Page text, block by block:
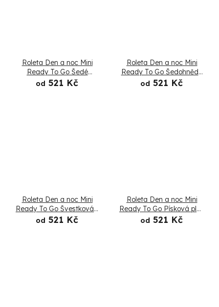
Roleta Den a noc Mini
Ready To Go Šedé
marengo - Složená
od 521 Kč
Roleta Den a noc Mini
Ready To Go Šedohnědá
- Složená
od 521 Kč
Roleta Den a noc Mini
Ready To Go Švestková -
Složená
od 521 Kč
Roleta Den a noc Mini
Ready To Go Písková pláž
- Složená
od 521 Kč